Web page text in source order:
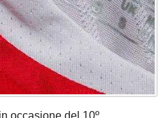
in occasione del 10º